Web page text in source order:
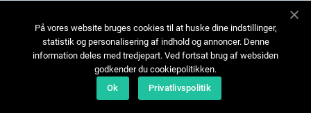
Kontakta oss
Sitemap
På vores website bruges cookies til at huske dine indstillinger,
statistik og personalisering af indhold og annoncer. Denne
information deles med tredjepart. Ved fortsat brug af websiden
godkender du cookiepolitikken.
Ok
Privatlivspolitik